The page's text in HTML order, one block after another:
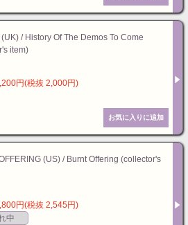
/ History Of The Demos To Come
item)
円(税抜 2,000円)
(US) / Burnt Offering (collector's
円(税抜 2,545円)
中